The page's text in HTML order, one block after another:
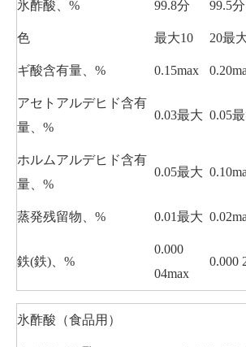
氷酢酸、% 99.8分 99.5分
色 最大10 20最
ギ酸含有量、% 0.15max
アセトアルデヒド含有
量、%
0.03最大 0.05
ホルムアルデヒド含有
量、%
0.05最大
蒸発残留物、% 0.01最大
鉄(鉄)、%
0.000
04max
0.000
氷酢酸（食品用）